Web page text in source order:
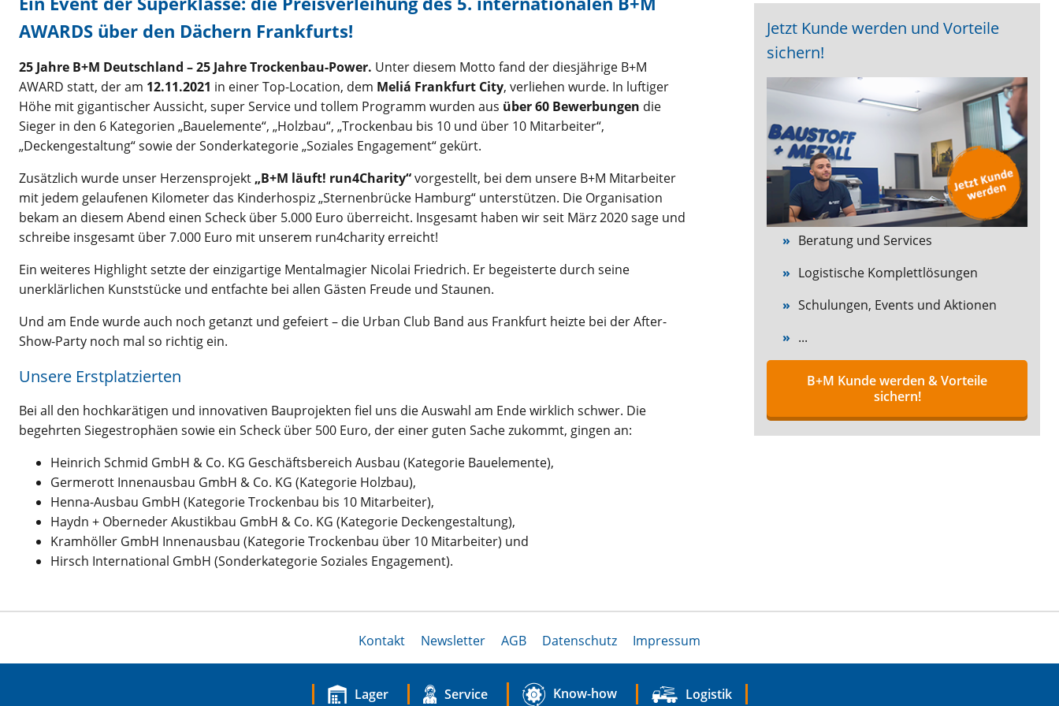
AWARDS über den Dächern Frankfurts!
25 Jahre B+M Deutschland – 25 Jahre Trockenbau-Power. Unter diesem Motto fand der diesjährige B+M
AWARD statt, der am 12.11.2021 in einer Top-Location, dem Meliá Frankfurt City, verliehen wurde. In luftiger
Höhe mit gigantischer Aussicht, super Service und tollem Programm wurden aus über 60 Bewerbungen die
Sieger in den 6 Kategorien „Bauelemente“, „Holzbau“, „Trockenbau bis 10 und über 10 Mitarbeiter“,
„Deckengestaltung“ sowie der Sonderkategorie „Soziales Engagement“ gekürt.
Zusätzlich wurde unser Herzensprojekt „B+M läuft! run4Charity“vorgestellt, bei dem unsere B+M Mitarbeiter
mit jedem gelaufenen Kilometer das Kinderhospiz „Sternenbrücke Hamburg“ unterstützen. Die Organisation
bekam an diesem Abend einen Scheck über 5.000 Euro überreicht. Insgesamt haben wir seit März 2020 sage und
schreibe insgesamt über 7.000 Euro mit unserem run4charity erreicht!
Ein weiteres Highlight setzte der einzigartige Mentalmagier Nicolai Friedrich. Er begeisterte durch seine
unerklärlichen Kunststücke und entfachte bei allen Gästen Freude und Staunen.
Und am Ende wurde auch noch getanzt und gefeiert – die Urban Club Band aus Frankfurt heizte bei der After-
Show-Party noch mal so richtig ein.
Unsere Erstplatzierten
Bei all den hochkarätigen und innovativen Bauprojekten fiel uns die Auswahl am Ende wirklich schwer. Die
begehrten Siegestrophäen sowie ein Scheck über 500 Euro, der einer guten Sache zukommt, gingen an:
Heinrich Schmid GmbH & Co. KG Geschäftsbereich Ausbau (Kategorie Bauelemente),
Germerott Innenausbau GmbH & Co. KG (Kategorie Holzbau),
Henna-Ausbau GmbH (Kategorie Trockenbau bis 10 Mitarbeiter),
Haydn + Oberneder Akustikbau GmbH & Co. KG (Kategorie Deckengestaltung),
Kramhöller GmbH Innenausbau (Kategorie Trockenbau über 10 Mitarbeiter) und
Hirsch International GmbH (Sonderkategorie Soziales Engagement).
Jetzt Kunde werden und Vorteile
sichern!
Beratung und Services
Logistische Komplettlösungen
Schulungen, Events und Aktionen
...
B+M Kunde werden & Vorteile
sichern!
Kontakt Newsletter AGB Datenschutz Impressum
Lager Service Know-how Logistik